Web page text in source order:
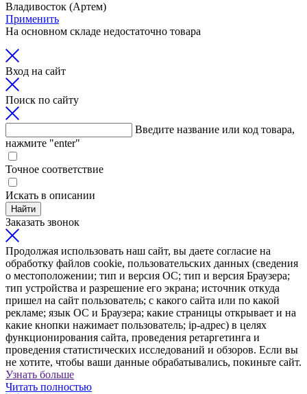
Владивосток (Артем)
Применить
На основном складе недостаточно товара
Вход на сайт
Поиск по сайту
Введите название или код товара,
нажмите "enter"
Точное соответствие
Искать в описании
Найти
Заказать звонок
Продолжая использовать наш сайт, вы даете согласие на
обработку файлов cookie, пользовательских данных (сведения
о местоположении; тип и версия ОС; тип и версия Браузера;
тип устройства и разрешение его экрана; источник откуда
пришел на сайт пользователь; с какого сайта или по какой
рекламе; язык ОС и Браузера; какие страницы открывает и на
какие кнопки нажимает пользователь; ip-адрес) в целях
функционирования сайта, проведения ретаргетинга и
проведения статистических исследований и обзоров. Если вы
не хотите, чтобы ваши данные обрабатывались, покиньте сайт.
Узнать больше
Читать полностью